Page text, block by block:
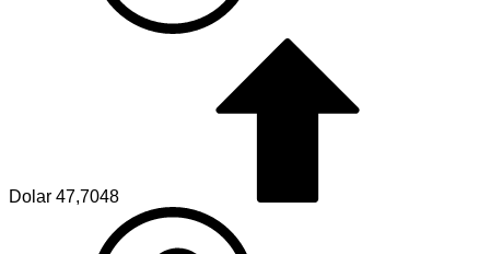
Dolar 47,7048